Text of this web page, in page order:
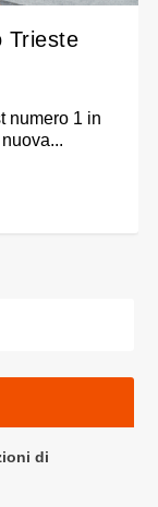
Trieste
numero 1 in
di